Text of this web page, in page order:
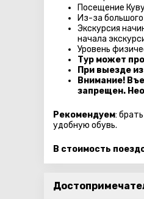
Посещение
Из-за
Экскурсия
начала
Уровень
Тур может
При выезде
Внимание!
запрещен.
Рекомендуем:
удобную обувь.
В стоимость